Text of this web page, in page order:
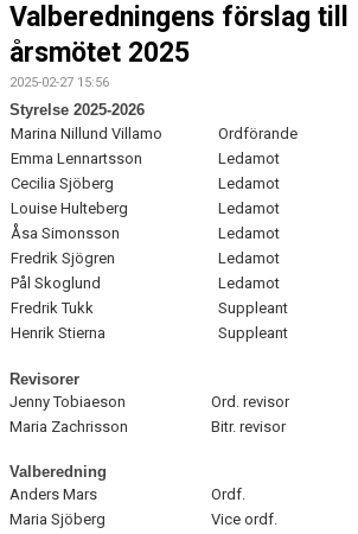
KLUBBKLÄDER
Valberedningens förslag till
årsmötet 2025
2025-02-27 15:56
Styrelse 2025-2026
Marina Nillund Villamo
Ordförande
Emma Lennartsson
Ledamot
Cecilia Sjöberg
Ledamot
Louise Hulteberg
Ledamot
Åsa Simonsson
Ledamot
Fredrik Sjögren
Ledamot
Pål Skoglund
Ledamot
Fredrik Tukk
Suppleant
Henrik Stierna
Suppleant
Revisorer
Jenny Tobiaeson
Ord. revisor
Maria Zachrisson
Bitr. revisor
Valberedning
Anders Mars
Ordf.
Maria Sjöberg
Vice ordf.